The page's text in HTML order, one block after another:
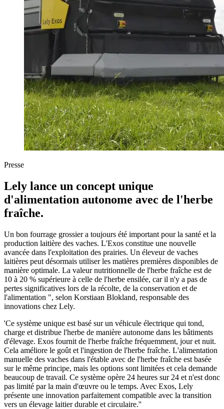
Presse
Lely lance un concept unique
d'alimentation autonome avec de l'herbe
fraîche.
Un bon fourrage grossier a toujours été important pour la santé et la
production laitière des vaches. L'Exos constitue une nouvelle
avancée dans l'exploitation des prairies. Un éleveur de vaches
laitières peut désormais utiliser les matières premières disponibles de
manière optimale. La valeur nutritionnelle de l'herbe fraîche est de
10 à 20 % supérieure à celle de l'herbe ensilée, car il n'y a pas de
pertes significatives lors de la récolte, de la conservation et de
l'alimentation ", selon Korstiaan Blokland, responsable des
innovations chez Lely.
'Ce système unique est basé sur un véhicule électrique qui tond,
charge et distribue l'herbe de manière autonome dans les bâtiments
d'élevage. Exos fournit de l'herbe fraîche fréquemment, jour et nuit.
Cela améliore le goût et l'ingestion de l'herbe fraîche. L'alimentation
manuelle des vaches dans l'étable avec de l'herbe fraîche est basée
sur le même principe, mais les options sont limitées et cela demande
beaucoup de travail. Ce système opère 24 heures sur 24 et n'est donc
pas limité par la main d'œuvre ou le temps. Avec Exos, Lely
présente une innovation parfaitement compatible avec la transition
vers un élevage laitier durable et circulaire.''